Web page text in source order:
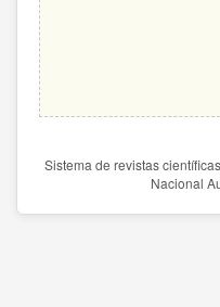
Sistema de revistas
Nacional